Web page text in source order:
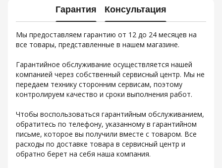
Гарантия Консультация
Мы предоставляем гарантию от 12 до 24 месяцев на
все товары, представленные в нашем магазине.
Гарантийное обслуживание осуществляется нашей
компанией через собственный сервисный центр. Мы не
передаем технику сторонним сервисам, поэтому
контролируем качество и сроки выполнения работ.
Чтобы воспользоваться гарантийным обслуживанием,
обратитесь по телефону, указанному в гарантийном
письме, которое вы получили вместе с товаром. Все
расходы по доставке товара в сервисный центр и
обратно берет на себя наша компания.